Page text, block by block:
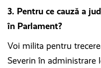
3. Pentru ce cauză a
în Parlament?
Voi milita pentru
Severin în administrare